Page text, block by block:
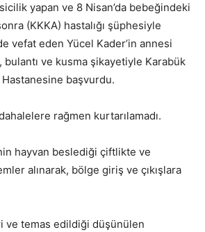
yapan ve 8 Nisan’da bebeğindeki
(KKKA) hastalığı şüphesiyle
vefat eden Yücel Kader’in annesi
bulantı ve kusma şikayetiyle Karabük
başvurdu.
rağmen kurtarılamadı.
hayvan beslediği çiftlikte ve
alınarak, bölge giriş ve çıkışlara
temas edildiği düşünülen